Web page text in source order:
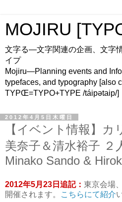
MOJIRU
文字る—文字関連の企画、文字
イプ
Mojiru—Planning events and
typefaces, and typography [also
TYPŒ=TYPO+TYPE /táipətaip/]
2012年4月5日木曜日
【イベント情報】
美奈子＆清水裕子
Minako Sando &
2012年5月23日追記： 東京会場
開催されます。
こちらにて紹介